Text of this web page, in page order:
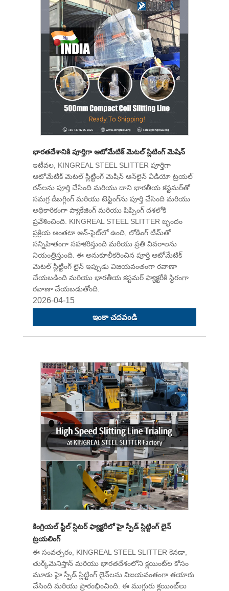
భారతదేశానికి పూర్తిగా ఆటోమేటిక్ మెటల్ స్లిటింగ్ మెషిన్
ఇటీవల, KINGREAL STEEL SLITTER పూర్తిగా
ఆటోమేటిక్ మెటల్ స్లిట్టింగ్ మెషిన్ ఆన్‌లైన్ వీడియో ట్రయల్
రన్‌లను పూర్తి చేసింది మరియు దాని భారతీయ కస్టమర్‌తో
సమగ్ర డీబగ్గింగ్ మరియు టెస్టింగ్‌ను పూర్తి చేసింది మరియు
అధికారికంగా ప్యాకేజింగ్ మరియు షిప్పింగ్ దశలోకి
ప్రవేశించింది. KINGREAL STEEL SLITTER బృందం
ప్రక్రియ అంతటా ఆన్-సైట్‌లో ఉంది, లోడింగ్ టీమ్‌తో
సన్నిహితంగా సహకరిస్తుంది మరియు ప్రతి వివరాలను
నియంత్రిస్తుంది. ఈ అనుకూలీకరించిన పూర్తి ఆటోమేటిక్
మెటల్ స్లిట్టింగ్ లైన్ ఇప్పుడు విజయవంతంగా రవాణా
చేయబడింది మరియు భారతీయ కస్టమర్ ఫ్యాక్టరీకి స్థిరంగా
రవాణా చేయబడుతోంది.
2026-04-15
ఇంకా చదవండి
కింగ్రియల్ స్టీల్ స్లిటర్ ఫ్యాక్టరీలో హై స్పీడ్ స్లిట్టింగ్ లైన్
ట్రయలింగ్
ఈ సంవత్సరం, KINGREAL STEEL SLITTER కెనడా,
తుర్క్‌మెనిస్తాన్ మరియు భారతదేశంలోని క్లయింట్‌ల కోసం
మూడు హై స్పీడ్ స్లిట్టింగ్ లైన్‌లను విజయవంతంగా తయారు
చేసింది మరియు ప్రారంభించింది. ఈ ముగ్గురు క్లయింట్‌లు